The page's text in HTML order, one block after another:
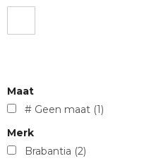
Maat
# Geen maat (1)
Merk
Brabantia (2)